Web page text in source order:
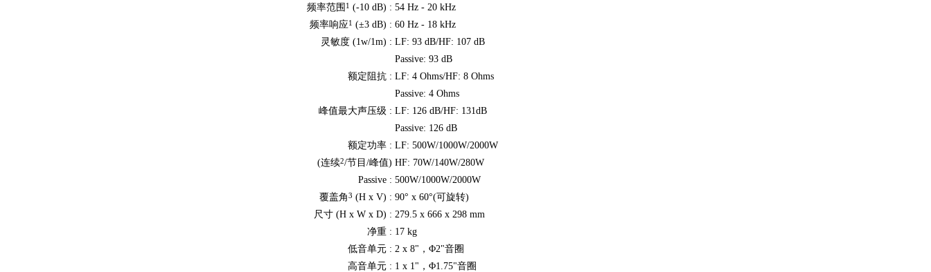
频率范围 1 (-10 dB) : 54 Hz - 20 kHz
频率响应1 (±3 dB) : 60 Hz - 18 kHz
灵敏度 (1w/1m) : LF: 93 dB/HF: 107 dB
Passive: 93 dB
额定阻抗 : LF: 4 Ohms/HF: 8 Ohms
Passive: 4 Ohms
峰值最大声压级 : LF: 126 dB/HF: 131dB
Passive: 126 dB
额定功率 : LF: 500W/1000W/2000W
(连续2/节目/峰值) HF: 70W/140W/280W
Passive : 500W/1000W/2000W
覆盖角3 (H x V) : 90° x 60°(可旋转)
尺寸 (H x W x D) : 279.5 x 666 x 298 mm
净重 : 17 kg
低音单元 : 2 x 8"，Φ2"音圈
高音单元 : 1 x 1"，Φ1.75"音圈